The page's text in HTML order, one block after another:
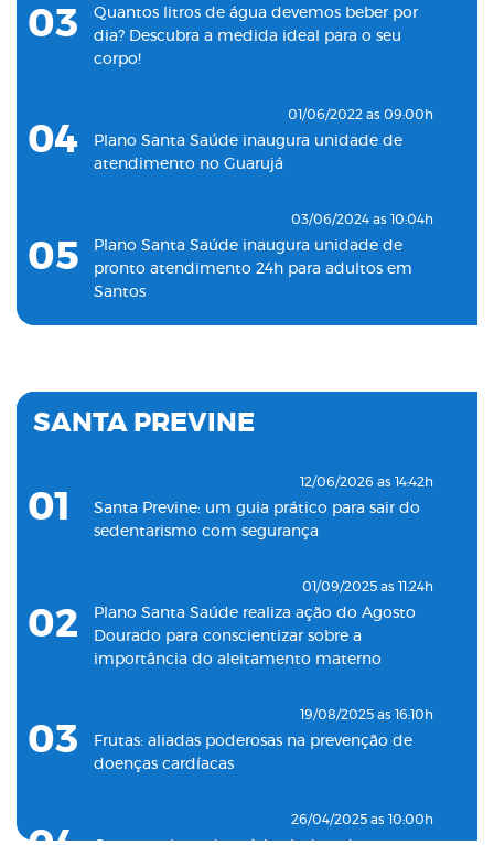
03
Quantos litros de água devemos beber por
dia? Descubra a medida ideal para o seu
corpo!
04
01/06/2022 as 09:00h
Plano Santa Saúde inaugura unidade de
atendimento no Guarujá
05
03/06/2024 as 10:04h
Plano Santa Saúde inaugura unidade de
pronto atendimento 24h para adultos em
Santos
Clínica Santa Saúde inaugurará unidade no
município de Guarujá
Santa Saúde Consultas inaugura nova
unidade de coleta laboratorial em conjunto
com o Plano Santa Casa Saúde
SANTA PREVINE
01
12/06/2026 as 14:42h
Santa Previne: um guia prático para sair do
sedentarismo com segurança
02
01/09/2025 as 11:24h
Plano Santa Saúde realiza ação do Agosto
Dourado para conscientizar sobre a
importância do aleitamento materno
03
19/08/2025 as 16:10h
Frutas: aliadas poderosas na prevenção de
doenças cardíacas
26/04/2025 as 10:00h